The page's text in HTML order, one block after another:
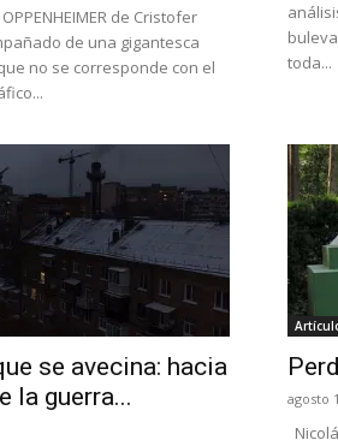
de Cristofer
de una gigantesca
no se corresponde con el
toda...
se avecina: hacia
la guerra...
agosto